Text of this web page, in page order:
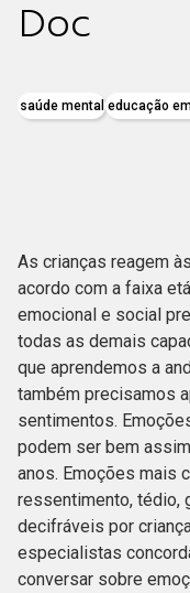
Doc
saúde mental educação
As crianças reagem
acordo com a faixa
emocional e social
todas as demais
que aprendemos a
também precisamos
sentimentos.
podem ser bem
anos. Emoções mais
ressentimento, tédio,
decifráveis por
especialistas
conversar sobre